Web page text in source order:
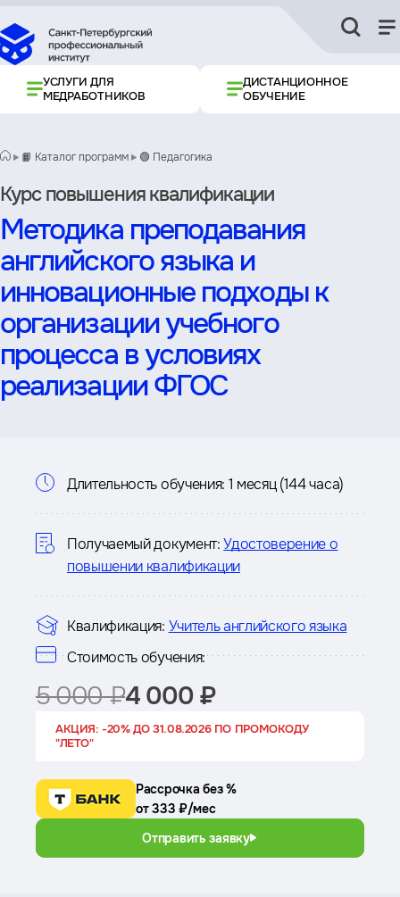
УСЛУГИ ДЛЯ
МЕДРАБОТНИКОВ
ДИСТАНЦИОННОЕ
ОБУЧЕНИЕ
📙 Каталог программ 🟢 Педагогика
Курс повышения квалификации
Методика преподавания
английского языка и
инновационные подходы к
организации учебного
процесса в условиях
реализации ФГОС
Информация
о
курсе
Длительность обучения: 1 месяц (144 часа)
Получаемый документ: Удостоверение о
повышении квалификации
Квалификация: Учитель английского языка
Стоимость обучения:
5 000 ₽4 000 ₽
АКЦИЯ: -20% ДО 31.08.2026 ПО ПРОМОКОДУ
"ЛЕТО"
Рассрочка без %
от 333 ₽/мес
Отправить заявку